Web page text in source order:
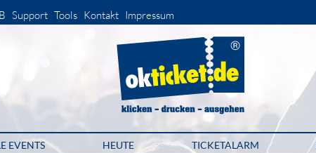
Support Tools Kontakt Impressum
EVENTS HEUTE TICKETALARM